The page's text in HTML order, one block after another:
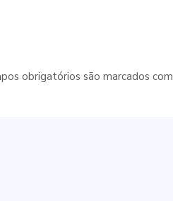
obrigatórios são marcados com